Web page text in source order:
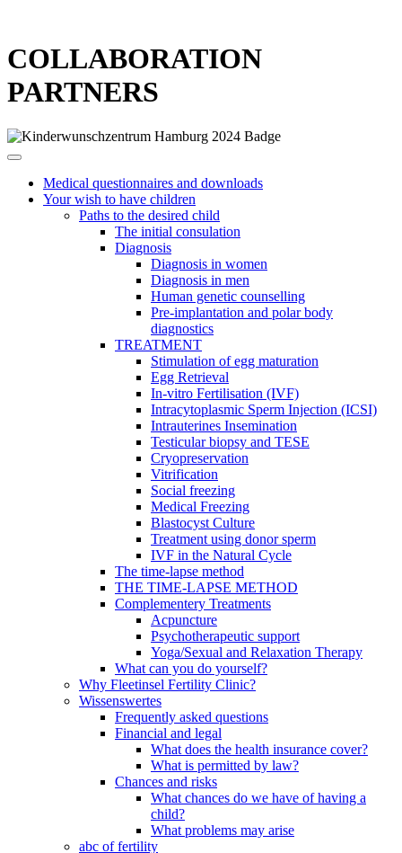
COLLABORATION
PARTNERS
Medical questionnaires and downloads
Your wish to have children
Paths to the desired child
The initial consulation
Diagnosis
Diagnosis in women
Diagnosis in men
Human genetic counselling
Pre-implantation and polar body
diagnostics
TREATMENT
Stimulation of egg maturation
Egg Retrieval
In-vitro Fertilisation (IVF)
Intracytoplasmic Sperm Injection (ICSI)
Intrauterines Insemination
Testicular biopsy and TESE
Cryopreservation
Vitrification
Social freezing
Medical Freezing
Blastocyst Culture
Treatment using donor sperm
IVF in the Natural Cycle
The time-lapse method
THE TIME-LAPSE METHOD
Complementery Treatments
Acpuncture
Psychotherapeutic support
Yoga/Sexual and Relaxation Therapy
What can you do yourself?
Why Fleetinsel Fertility Clinic?
Wissenswertes
Frequently asked questions
Financial and legal
What does the health insurance cover?
What is permitted by law?
Chances and risks
What chances do we have of having a
child?
What problems may arise
abc of fertility